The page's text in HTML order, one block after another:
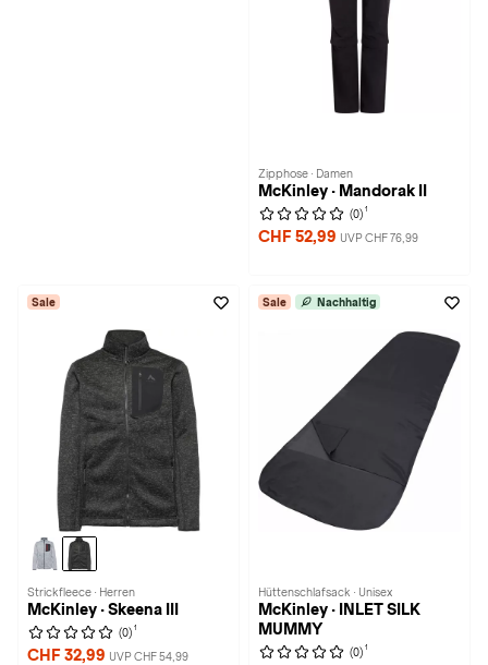
Zipphose · Damen
McKinley · Mandorak II
(0) 1
CHF 52,99 UVP CHF 76,99
Sale
Strickfleece · Herren
McKinley · Skeena III
(0) 1
CHF 32,99 UVP CHF 54,99
Sale Nachhaltig
Hüttenschlafsack · Unisex
McKinley · INLET SILK
MUMMY
(0) 1